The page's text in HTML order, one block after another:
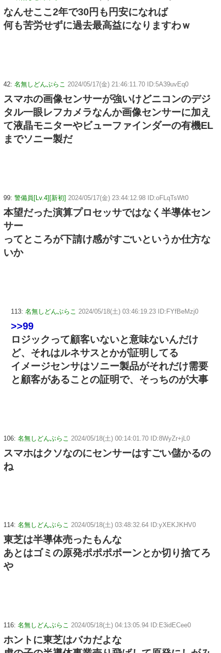
なんせここ2年で30円も円安になれば
何も苦労せずに過去最高益になりますわｗ
42: 名無しどんぶらこ 2024/05/17(金) 21:46:11.70 ID:5A39uvEq0
スマホの画像センサーが強いけどニコンのデジ
タル一眼レフカメラなんか画像センサーに加え
て液晶モニターやビューファインダーの有機EL
までソニー製だ
99: 警備員[Lv.4][新初] 2024/05/17(金) 23:44:12.98 ID:oFLqTsWt0
本望だった演算プロセッサではなく半導体セン
サー
ってところが下請け感がすごいというか仕方な
いか
113: 名無しどんぶらこ 2024/05/18(土) 03:46:19.23 ID:FYfBeMzj0
>>99
ロジックって顧客いないと意味ないんだけ
ど、それはルネサスとかが証明してる
イメージセンサはソニー製品がそれだけ需要
と顧客があることの証明で、そっちのが大事
106: 名無しどんぶらこ 2024/05/18(土) 00:14:01.70 ID:8WyZr+jL0
スマホはクソなのにセンサーはすごい儲かるの
ね
114: 名無しどんぶらこ 2024/05/18(土) 03:48:32.64 ID:yXEKJKHV0
東芝は半導体売ったもんな
あとはゴミの原発ポポポポーンとか切り捨てろ
や
116: 名無しどんぶらこ 2024/05/18(土) 04:13:05.94 ID:E3idECee0
ホントに東芝はバカだよな